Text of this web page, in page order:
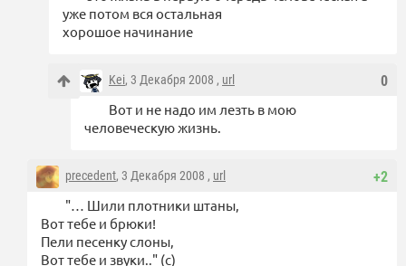
уже потом вся остальная
хорошое начинание
0
Kei, 3 Декабря 2008 , url
Вот и не надо им лезть в мою
человеческую жизнь.
+2
precedent, 3 Декабря 2008 , url
"… Шили плотники штаны,
Вот тебе и брюки!
Пели песенку слоны,
Вот тебе и звуки.." (с)